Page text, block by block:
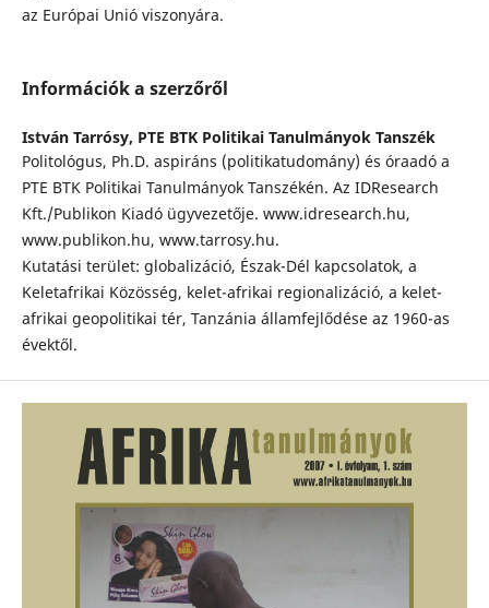
az Európai Unió viszonyára.
Információk a szerzőről
István Tarrósy, PTE BTK Politikai Tanulmányok Tanszék
Politológus, Ph.D. aspiráns (politikatudomány) és óraadó a
PTE BTK Politikai Tanulmányok Tanszékén. Az IDResearch
Kft./Publikon Kiadó ügyvezetője. www.idresearch.hu,
www.publikon.hu, www.tarrosy.hu.
Kutatási terület: globalizáció, Észak-Dél kapcsolatok, a
Keletafrikai Közösség, kelet-afrikai regionalizáció, a kelet-
afrikai geopolitikai tér, Tanzánia államfejlődése az 1960-as
évektől.